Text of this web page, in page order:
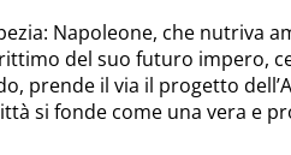
Napoleone, che nutriva
del suo futuro impero,
prende il via il progetto
si fonde come una vera e